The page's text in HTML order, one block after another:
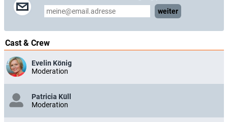
weiter
Cast & Crew
Evelin König
Moderation
Patricia Küll
Moderation